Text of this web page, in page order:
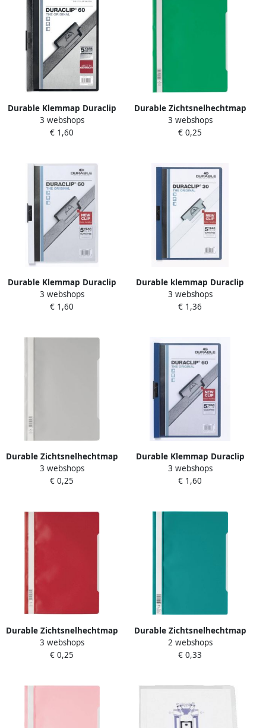
Durable Klemmap Duraclip
A4 6mm 60 vellen zwart
3 webshops
€ 1,60
Durable Zichtsnelhechtmap
A4 pak van 50
3 webshops
€ 0,25
Durable Klemmap Duraclip
A4 6mm 60 vellen wit
3 webshops
€ 1,60
Durable klemmap Duraclip
Original 30 donkerblauw
3 webshops
€ 1,36
Durable Zichtsnelhechtmap
A4 pak van 50
3 webshops
€ 0,25
Durable Klemmap Duraclip
A4 6mm 60 vellen
donkerblauw
3 webshops
€ 1,60
Durable Zichtsnelhechtmap
A4 pak van 50
3 webshops
€ 0,25
Durable Zichtsnelhechtmap
A4 pak van 50 Petrol
2 webshops
€ 0,33